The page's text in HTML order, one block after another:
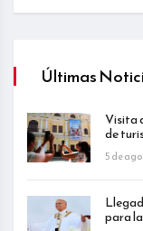
Últimas
Visita
de
5 de
para